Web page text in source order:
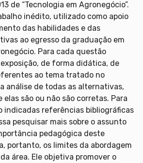
de “Tecnologia em Agronegócio”.
inédito, utilizado como apoio
das habilidades e das
ao egresso da graduação em
Para cada questão
de forma didática, de
ao tema tratado no
análise de todas as alternativas,
elas são ou não são corretas. Para
indicadas referências bibliográficas
pesquisar mais sobre o assunto
pedagógica deste
portanto, os limites da abordagem
área. Ele objetiva promover o